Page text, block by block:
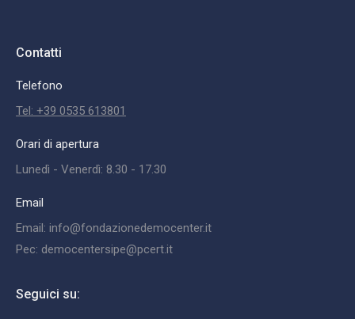
Contatti
Telefono
Tel: +39 0535 613801
Orari di apertura
Lunedì - Venerdì: 8.30 - 17.30
Email
Email: info@fondazionedemocenter.it
Pec: democentersipe@pcert.it
Seguici su: